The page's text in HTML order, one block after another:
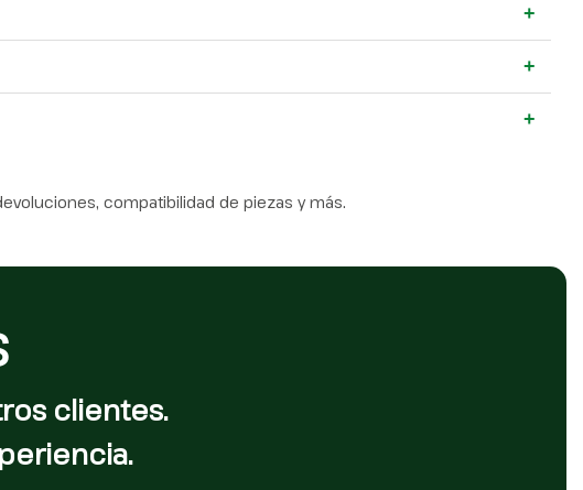
+
+
+
compatibilidad de piezas y más.
clientes.